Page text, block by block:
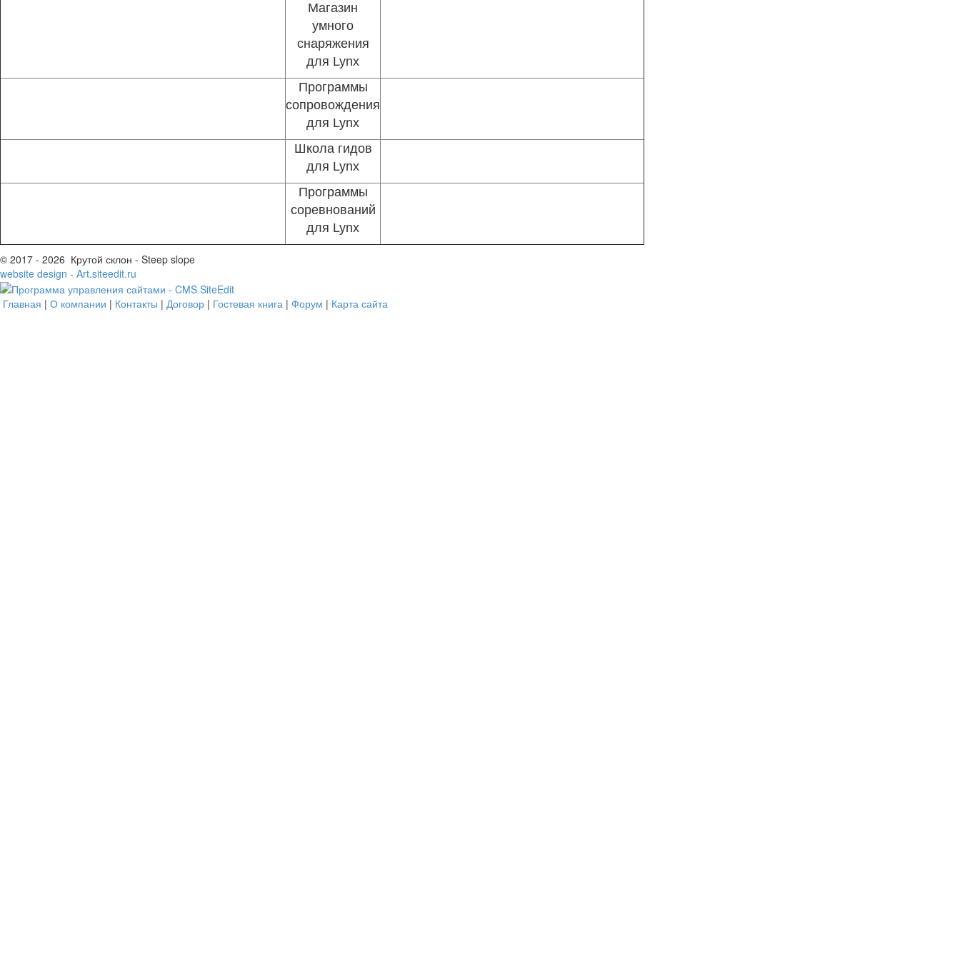
Магазин
умного
снаряжения
для Lynx
Программы
сопровождения
для Lynx
Школа гидов
для Lynx
Программы
соревнований
для Lynx
© 2017 - 2026 Крутой склон - Steep slope
website design - Art.siteedit.ru
Главная | О компании | Контакты | Договор | Гостевая книга | Форум | Карта сайта